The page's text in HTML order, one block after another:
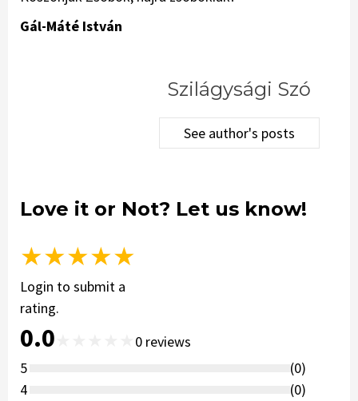
Gál-Máté István
Szilágysági Szó
See author's posts
Love it or Not? Let us know!
★★★★★
Login to submit a
rating.
0.0 0 reviews
5
(0)
4
(0)